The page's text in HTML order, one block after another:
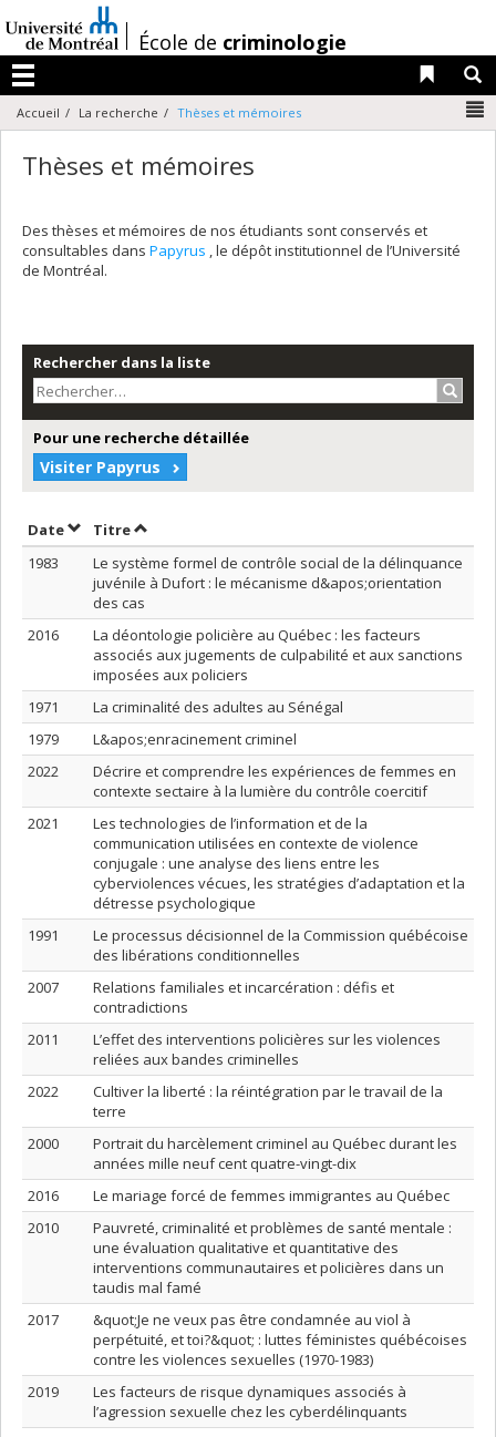
au
contenu
/École de criminologie
Menu
Liens
Accueil La recherche Thèses et mémoires
Thèses et mémoires
Des thèses et mémoires de nos étudiants sont conservés et
consultables dans Papyrus , le dépôt institutionnel de l’Université
de Montréal.
Rechercher dans la liste
Pour une recherche détaillée
Visiter Papyrus
DateTrier par date en ordre croissant
TitreTrier par titre en ordre croissant
1983
Le système formel de contrôle social de la délinquance
juvénile à Dufort : le mécanisme d&apos;orientation
des cas
2016
La déontologie policière au Québec : les facteurs
associés aux jugements de culpabilité et aux sanctions
imposées aux policiers
1971
La criminalité des adultes au Sénégal
1979
L&apos;enracinement criminel
2022
Décrire et comprendre les expériences de femmes en
contexte sectaire à la lumière du contrôle coercitif
2021
Les technologies de l’information et de la
communication utilisées en contexte de violence
conjugale : une analyse des liens entre les
cyberviolences vécues, les stratégies d’adaptation et la
détresse psychologique
1991
Le processus décisionnel de la Commission québécoise
des libérations conditionnelles
2007
Relations familiales et incarcération : défis et
contradictions
2011
L’effet des interventions policières sur les violences
reliées aux bandes criminelles
2022
Cultiver la liberté : la réintégration par le travail de la
terre
2000
Portrait du harcèlement criminel au Québec durant les
années mille neuf cent quatre-vingt-dix
2016
Le mariage forcé de femmes immigrantes au Québec
2010
Pauvreté, criminalité et problèmes de santé mentale :
une évaluation qualitative et quantitative des
interventions communautaires et policières dans un
taudis mal famé
2017
&quot;Je ne veux pas être condamnée au viol à
perpétuité, et toi?&quot; : luttes féministes québécoises
contre les violences sexuelles (1970-1983)
2019
Les facteurs de risque dynamiques associés à
l’agression sexuelle chez les cyberdélinquants